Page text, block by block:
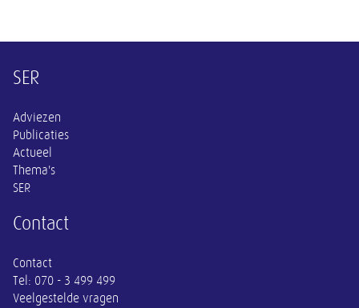
Overige informatie
SER
Adviezen
Publicaties
Actueel
Thema's
SER
Contact
Contact
Tel: 070 - 3 499 499
Veelgestelde vragen